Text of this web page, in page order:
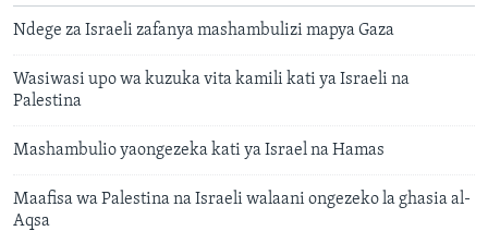
Ndege za Israeli zafanya mashambulizi mapya Gaza
Wasiwasi upo wa kuzuka vita kamili kati ya Israeli na
Palestina
Mashambulio yaongezeka kati ya Israel na Hamas
Maafisa wa Palestina na Israeli walaani ongezeko la ghasia al-
Aqsa